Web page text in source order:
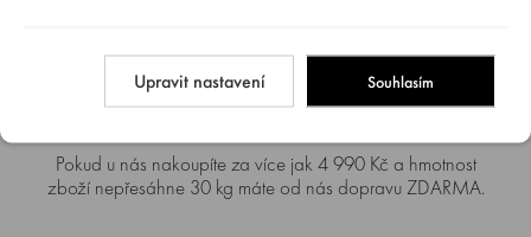
Pokud u nás nakoupíte za více jak 4 990 Kč a hmotnost
zboží nepřesáhne 30 kg máte od nás dopravu ZDARMA.
Upravit nastavení Souhlasím